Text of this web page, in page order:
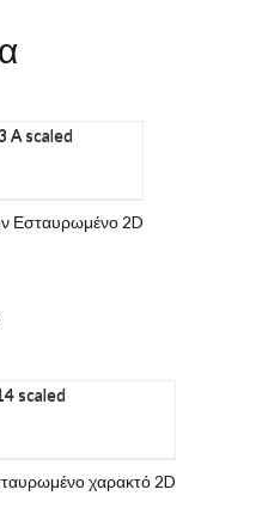
Εσταυρωμένο 2D
χαρακτό 2D